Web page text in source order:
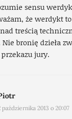
sensu
że werdykt
treścią
bronię dzieła
jury.
października 2013 o 20:07